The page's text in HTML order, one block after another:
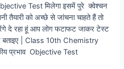
Test मिलेगा इसमें पुरे क्वेश्चन
तैयारी को अच्छे से जांचना चाहते हैं तो
दे रहा हूं आप लोग फटाफट जाकर टेस्ट
बताइए | Class 10th Chemistry
प्रभाव Objective Test